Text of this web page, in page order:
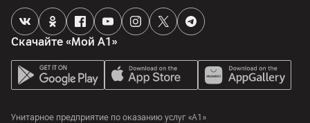
8ГБ
Тип оперативной памяти
Особенности
Картридер
Скачайте «Мой А1»
Унитарное предприятие по оказанию услуг «А1»